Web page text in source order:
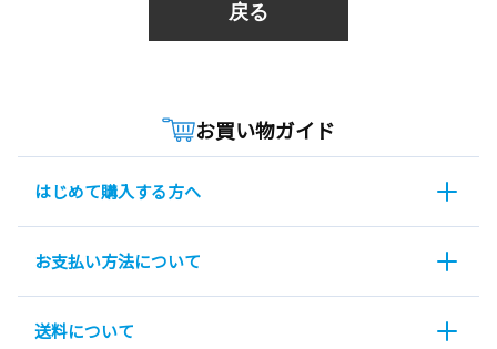
戻る
お買い物ガイド
はじめて購入する方へ
お支払い方法について
送料について